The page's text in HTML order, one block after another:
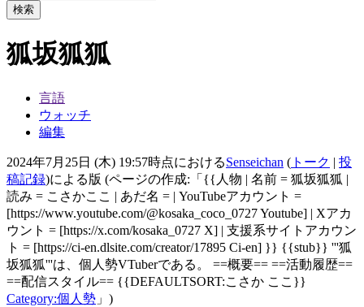
検索
狐坂狐狐
言語
ウォッチ
編集
2024年7月25日 (木) 19:57時点におけるSenseichan ( トーク | 投
稿記録)による版 (ページの作成:「{{人物 | 名前 = 狐坂狐狐 |
読み = こさかここ | あだ名 = | YouTubeアカウント =
[https://www.youtube.com/@kosaka_coco_0727 Youtube] | Xアカ
ウント = [https://x.com/kosaka_0727 X] | 支援系サイトアカウン
ト = [https://ci-en.dlsite.com/creator/17895 Ci-en] }} {{stub}} '''狐
坂狐狐'''は、個人勢VTuberである。 ==概要== ==活動履歴==
==配信スタイル== {{DEFAULTSORT:こさか ここ}}
Category:個人勢 」)